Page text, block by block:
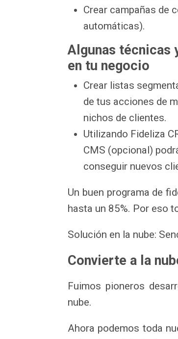
Crear campañas de
automáticas).
Algunas técnicas
en tu negocio
Crear listas
de tus acciones de
nichos de clientes.
Utilizando Fideliza
CMS (opcional)
conseguir nuevos
Un buen programa de
hasta un 85%. Por eso
Solución en la nube:
Convierte a la
Fuimos pioneros
nube.
Ahora podemos toda